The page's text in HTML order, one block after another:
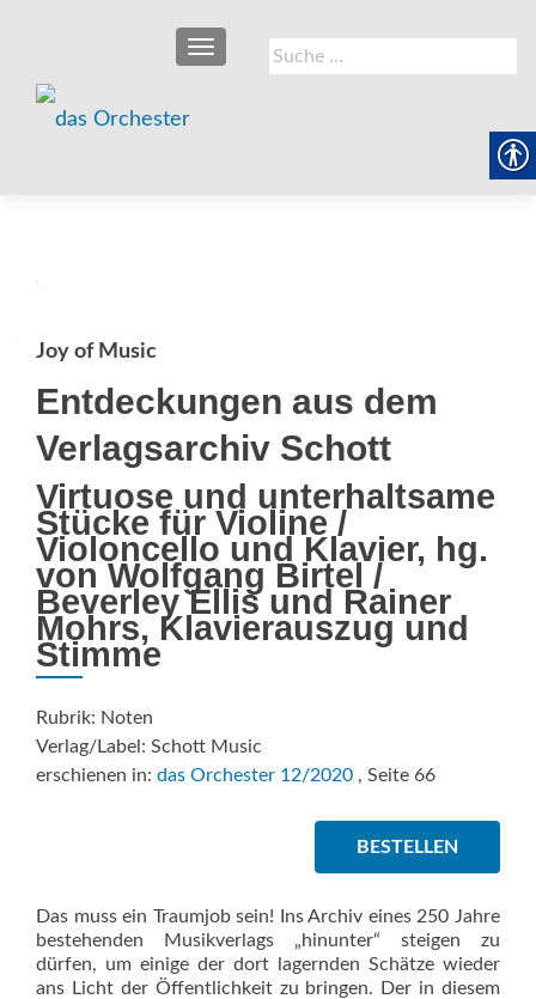
Suche
nach:
SCHALTE NAVIGATION
Joy of Music
Entdeckungen aus dem
Verlagsarchiv Schott
Virtuose und unterhaltsame
Stücke für Violine /
Violoncello und Klavier, hg.
von Wolfgang Birtel /
Beverley Ellis und Rainer
Mohrs, Klavierauszug und
Stimme
Rubrik: Noten
Verlag/Label: Schott Music
erschienen in: das Orchester 12/2020 , Seite 66
BESTELLEN
Das muss ein Traumjob sein! Ins Archiv eines 250 Jahre
bestehenden Musikverlags „hinunter“ steigen zu
dürfen, um einige der dort lagernden Schätze wieder
ans Licht der Öffentlichkeit zu bringen. Der in diesem